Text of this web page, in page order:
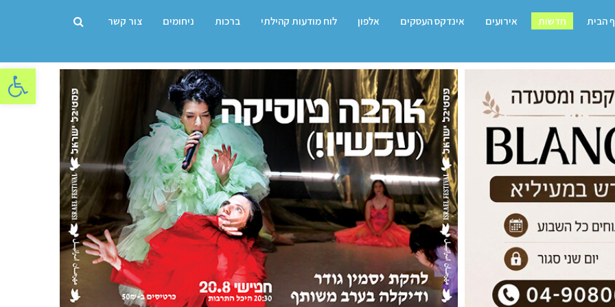
פתח
הבית חדשות אירועים אינדקס העסקים אלפון לוח מודעות קהילתי ברכות ניחומים צור קשר